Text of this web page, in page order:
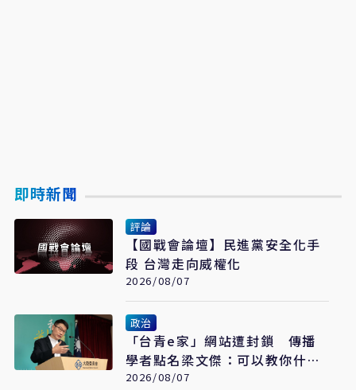
即時新聞
評論
【國戰會論壇】民進黨安全化手
段 台灣走向威權化
2026/08/07
政治
「台青e家」網站遭封鎖 傳播
學者點名梁文傑：可以教你什麼
是民主數位治理
2026/08/07